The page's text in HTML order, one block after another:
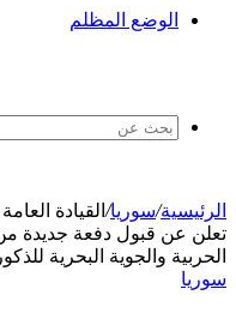
الوضع المظلم
الرئيسية/سوريا/ القيادة
تعلن عن قبول دفعة جديدة من
الحربية والجوية البحرية
سوريا